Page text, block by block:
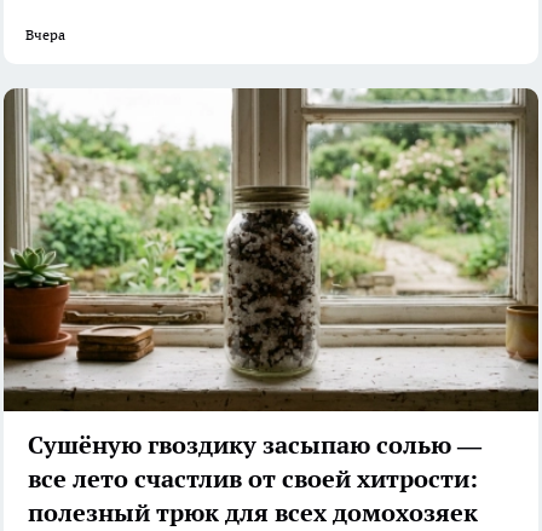
Вчера
Сушёную гвоздику засыпаю солью —
все лето счастлив от своей хитрости:
полезный трюк для всех домохозяек